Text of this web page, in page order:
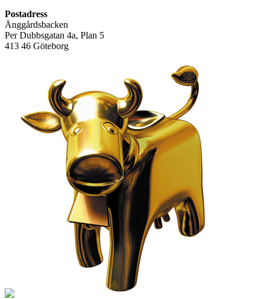
Postadress
Änggårdsbacken
Per Dubbsgatan 4a, Plan 5
413 46 Göteborg